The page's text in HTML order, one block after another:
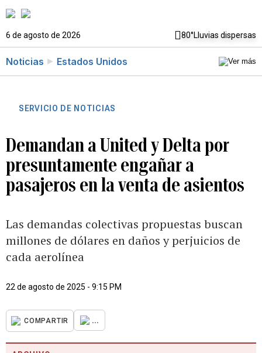
6 de agosto de 2026 80°Lluvias dispersas
Noticias Estados Unidos
SERVICIO DE NOTICIAS
Demandan a United y Delta por
presuntamente engañar a
pasajeros en la venta de asientos
Las demandas colectivas propuestas buscan
millones de dólares en daños y perjuicios de
cada aerolínea
22 de agosto de 2025 - 9:15 PM
COMPARTIR ...